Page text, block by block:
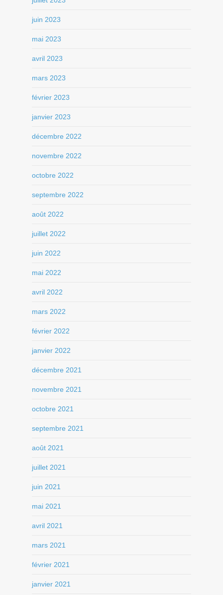
juin 2023
mai 2023
avril 2023
mars 2023
février 2023
janvier 2023
décembre 2022
novembre 2022
octobre 2022
septembre 2022
août 2022
juillet 2022
juin 2022
mai 2022
avril 2022
mars 2022
février 2022
janvier 2022
décembre 2021
novembre 2021
octobre 2021
septembre 2021
août 2021
juillet 2021
juin 2021
mai 2021
avril 2021
mars 2021
février 2021
janvier 2021